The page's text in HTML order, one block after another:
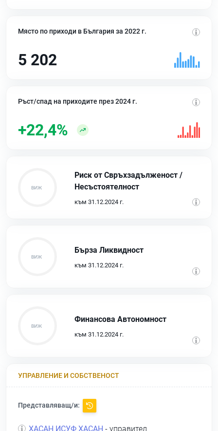
Място по приходи в България за 2022 г.
5 202
Ръст/спад на приходите през 2024 г.
+22,4%
Риск от Свръхзадълженост /
Несъстоятелност
към 31.12.2024 г.
Бърза Ликвидност
към 31.12.2024 г.
Финансова Автономност
към 31.12.2024 г.
УПРАВЛЕНИЕ И СОБСТВЕНОСТ
Представляващ/и:
ХАСАН ИСУФ ХАСАН - управител